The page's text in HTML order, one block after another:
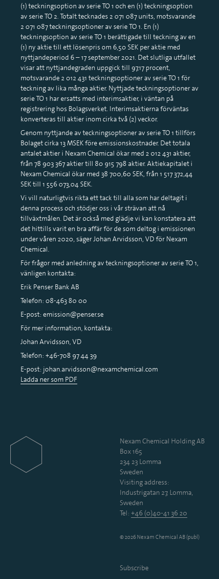
(1) teckningsoption av serie TO 1 och en (1) teckningsoption
av serie TO 2. Totalt tecknades 2 071 087 units, motsvarande
2 071 087 teckningsoptioner av serie TO 1. En (1)
teckningsoption av serie TO 1 berättigade till teckning av en
(1) ny aktie till ett lösenpris om 6,50 SEK per aktie med
nyttjandeperiod 6 – 17 september 2021. Det slutliga utfallet
visar att nyttjandegraden uppgick till 97,17 procent,
motsvarande 2 012 431 teckningsoptioner av serie TO 1 för
teckning av lika många aktier. Nyttjade teckningsoptioner av
serie TO 1 har ersatts med interimsaktier, i väntan på
registrering hos Bolagsverket. Interimsaktierna förväntas
konverteras till aktier inom cirka två (2) veckor.
Genom nyttjande av teckningsoptioner av serie TO 1 tillförs
Bolaget cirka 13 MSEK före emissionskostnader. Det totala
antalet aktier i Nexam Chemical ökar med 2 012 431 aktier,
från 78 903 367 aktier till 80 915 798 aktier. Aktiekapitalet i
Nexam Chemical ökar med 38 700,60 SEK, från 1 517 372,44
SEK till 1 556 073,04 SEK.
Vi vill naturligtvis rikta ett tack till alla som har deltagit i
denna process och stödjer oss i vår strävan att nå
tillväxtmålen. Det är också med glädje vi kan konstatera att
det hittills varit en bra affär för de som deltog i emissionen
under våren 2020, säger Johan Arvidsson, VD för Nexam
Chemical.
För frågor med anledning av teckningsoptioner av serie TO 1,
vänligen kontakta:
Erik Penser Bank AB
Telefon: 08-463 80 00
E-post: emission@penser.se
För mer information, kontakta:
Johan Arvidsson, VD
Telefon: +46-708 97 44 39
E-post: johan.arvidsson@nexamchemical.com
Ladda ner som PDF
Nexam Chemical Holding AB
Box 165
234 23 Lomma
Sweden
Visiting address:
Industrigatan 27, Lomma,
Sweden
Tel: +46 (0)40-41 36 20
© 2026 Nexam Chemical AB (publ)
Subscribe